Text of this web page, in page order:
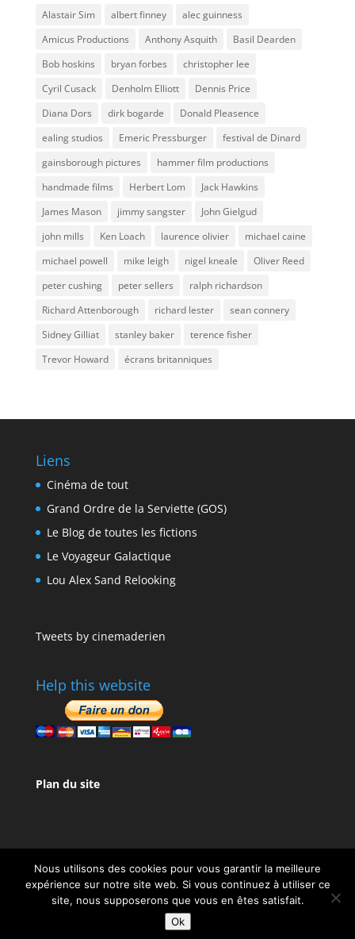
Alastair Sim albert finney
alec guinness
Amicus Productions
Anthony Asquith
Basil Dearden
Bob hoskins
bryan forbes
christopher lee
Cyril Cusack
Denholm Elliott
Dennis Price
Diana Dors
dirk bogarde
Donald Pleasence
ealing studios
Emeric Pressburger
festival de Dinard
gainsborough pictures
hammer film productions
handmade films
Herbert Lom
Jack Hawkins
James Mason
jimmy sangster
John Gielgud
john mills
Ken Loach laurence olivier
michael caine
michael powell
mike leigh nigel kneale
Oliver Reed
peter cushing
peter sellers
ralph richardson
Richard Attenborough
richard lester
sean connery
Sidney Gilliat
stanley baker
terence fisher
Trevor Howard
écrans britanniques
Liens
Cinéma de tout
Grand Ordre de la Serviette (GOS)
Le Blog de toutes les fictions
Le Voyageur Galactique
Lou Alex Sand Relooking
Tweets by cinemaderien
Help this website
Plan du site
Design deElegant Themes| Propulsé par
WordPress
Nous utilisons des cookies pour vous garantir la meilleure
expérience sur notre site web. Si vous continuez à utiliser ce
site, nous supposerons que vous en êtes satisfait.
Ok